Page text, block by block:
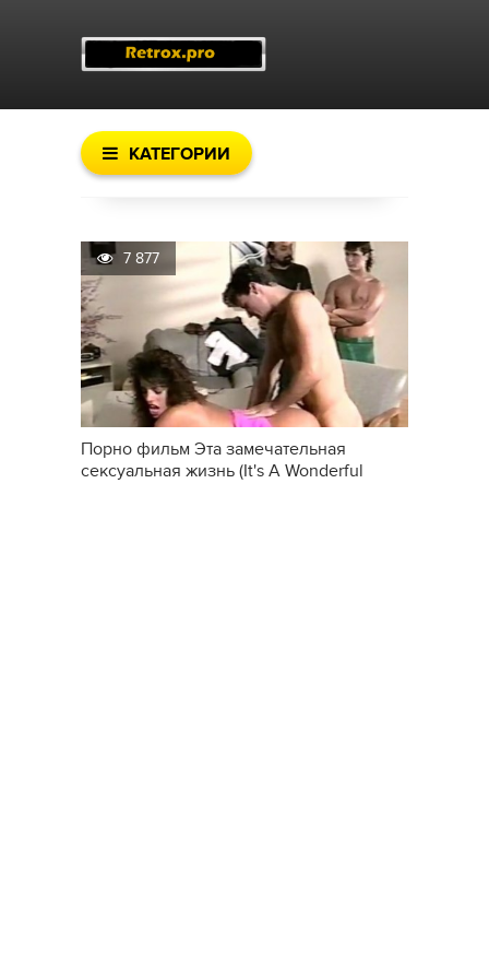
КАТЕГОРИИ
7 877
Порно фильм Эта замечательная
сексуальная жизнь (It's A Wonderful